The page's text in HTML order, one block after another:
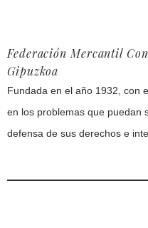
Federación Mercantil
Gipuzkoa
Fundada en el año 1932, con
en los problemas que puedan
defensa de sus derechos e